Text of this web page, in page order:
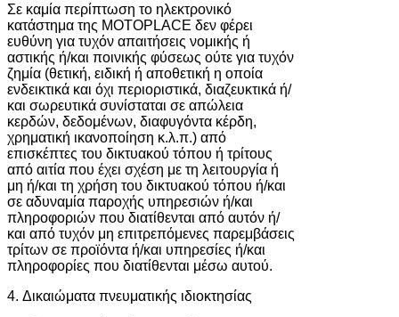
Σε καμία περίπτωση το ηλεκτρονικό
κατάστημα της MOTOPLACE δεν φέρει
ευθύνη για τυχόν απαιτήσεις νομικής ή
αστικής ή/και ποινικής φύσεως ούτε για τυχόν
ζημία (θετική, ειδική ή αποθετική η οποία
ενδεικτικά και όχι περιοριστικά, διαζευκτικά ή/
και σωρευτικά συνίσταται σε απώλεια
κερδών, δεδομένων, διαφυγόντα κέρδη,
χρηματική ικανοποίηση κ.λ.π.) από
επισκέπτες του δικτυακού τόπου ή τρίτους
από αιτία που έχει σχέση με τη λειτουργία ή
μη ή/και τη χρήση του δικτυακού τόπου ή/και
σε αδυναμία παροχής υπηρεσιών ή/και
πληροφοριών που διατίθενται από αυτόν ή/
και από τυχόν μη επιτρεπόμενες παρεμβάσεις
τρίτων σε προϊόντα ή/και υπηρεσίες ή/και
πληροφορίες που διατίθενται μέσω αυτού.
4. Δικαιώματα πνευματικής ιδιοκτησίας